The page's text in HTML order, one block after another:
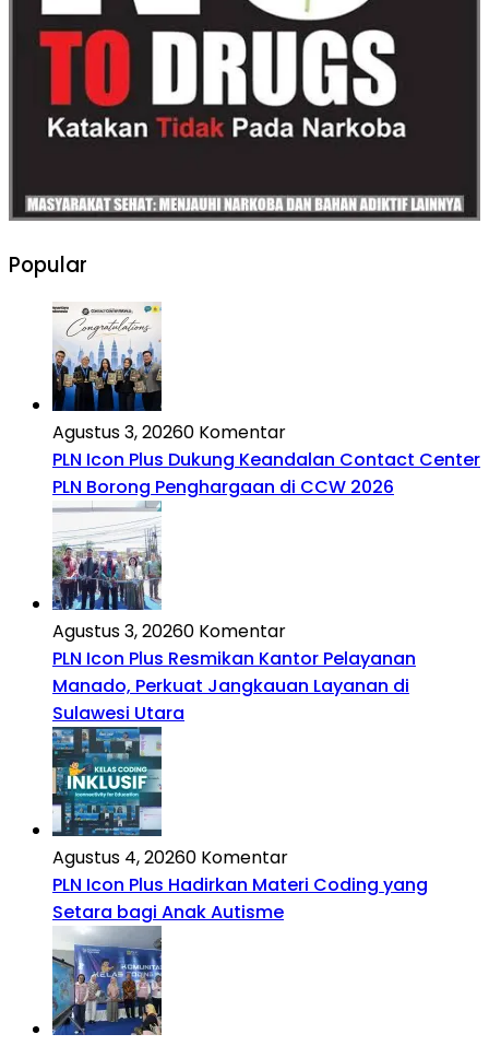
Popular
Agustus 3, 20260 Komentar
PLN Icon Plus Dukung Keandalan Contact Center
PLN Borong Penghargaan di CCW 2026
Agustus 3, 20260 Komentar
PLN Icon Plus Resmikan Kantor Pelayanan
Manado, Perkuat Jangkauan Layanan di
Sulawesi Utara
Agustus 4, 20260 Komentar
PLN Icon Plus Hadirkan Materi Coding yang
Setara bagi Anak Autisme